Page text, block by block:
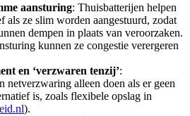
aansturing: Thuisbatterijen helpen
als ze slim worden aangestuurd, zodat
dempen in plaats van veroorzaken.
kunnen ze congestie verergeren
en ‘verzwaren tenzij’:
netverzwaring alleen doen als er geen
is, zoals flexibele opslag in
).